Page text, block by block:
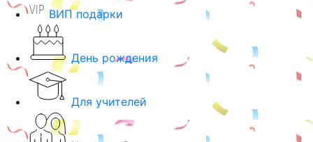
ВИП подарки
День рождения
Для учителей